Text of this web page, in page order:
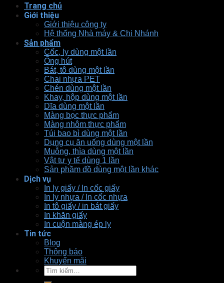
Trang chủ
Giới thiệu
Giới thiệu công ty
Hệ thống Nhà máy & Chi Nhánh
Sản phẩm
Cốc, ly dùng một lần
Ống hút
Bát, tô dùng một lần
Chai nhựa PET
Chén dùng một lần
Khay, hộp dùng một lần
Dĩa dùng một lần
Màng bọc thực phẩm
Màng nhôm thực phẩm
Túi bao bì dùng một lần
Dụng cụ ăn uống dùng một lần
Muỗng, thìa dùng một lần
Vật tư y tế dùng 1 lần
Sản phầm đồ dùng một lần khác
Dịch vụ
In ly giấy / In cốc giấy
In ly nhựa / In cốc nhựa
In tô giấy / in bát giấy
In khăn giấy
In cuộn màng ép ly
Tin tức
Blog
Thông báo
Khuyến mãi
Tìm
kiếm: